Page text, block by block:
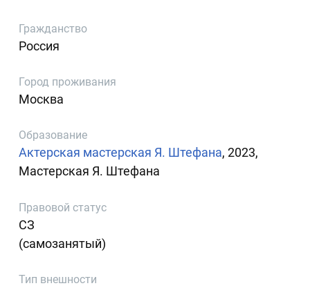
Гражданство
Россия
Город проживания
Москва
Образование
Актерская мастерская Я. Штефана, 2023,
Мастерская Я. Штефана
Правовой статус
СЗ
(самозанятый)
Тип внешности